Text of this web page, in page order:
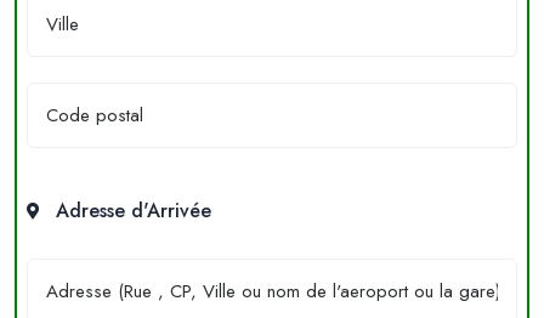
Adresse d'Arrivée